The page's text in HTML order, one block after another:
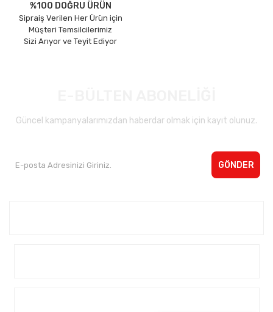
%100 DOĞRU ÜRÜN
Sipraiş Verilen Her Ürün için
Müşteri Temsilcilerimiz
Sizi Arıyor ve Teyit Ediyor
Güncel kampanyalarımızdan haberdar olmak için kayıt olunuz.
GÖNDER